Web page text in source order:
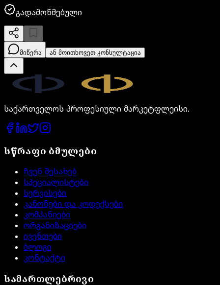
გადამოწმებული
მიწერა ან მოითხოვეთ კონსულტაცია
საქართველოს პროფესიული მარკეტფლეისი.
სწრაფი ბმულები
ჩვენ შესახებ
სპეციალისტები
სერვისები
კანონები და კოდექსები
კომპანიები
ორგანიზაციები
ივენთები
ბლოგი
კონტაქტი
სამართლებრივი